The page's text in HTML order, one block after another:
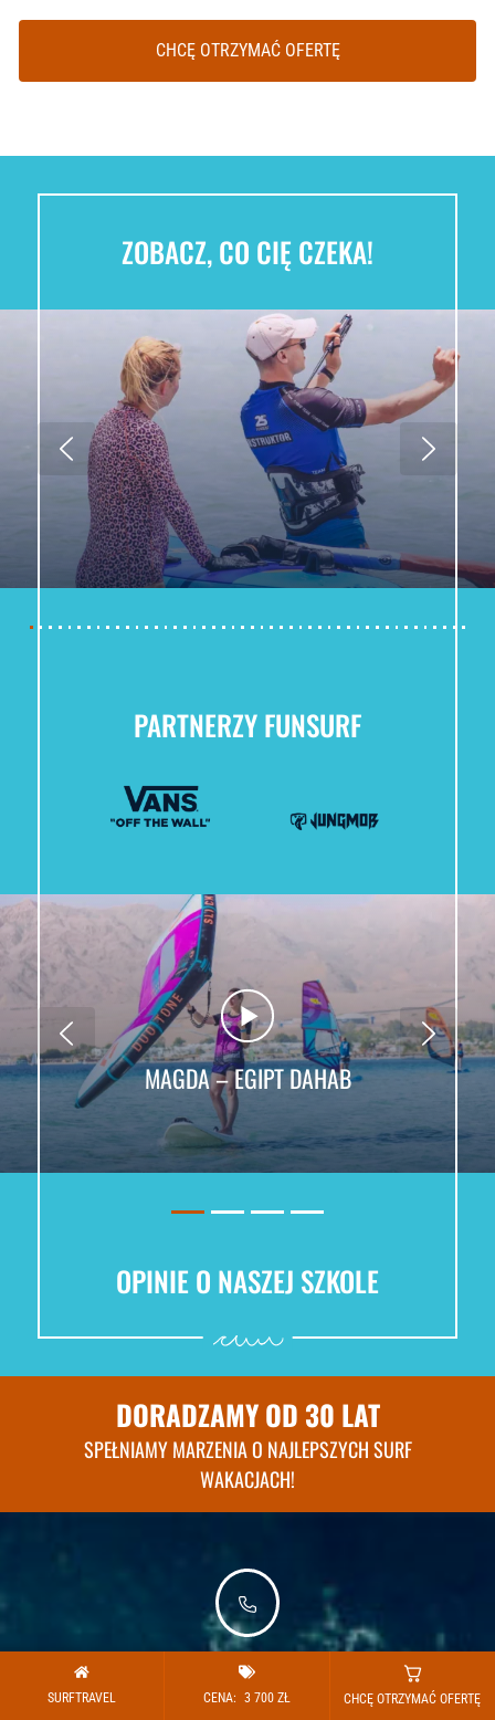
CHCĘ OTRZYMAĆ OFERTĘ
ZOBACZ, CO CIĘ CZEKA!
PARTNERZY FUNSURF
MAGDA – EGIPT DAHAB
OPINIE O NASZEJ SZKOLE
SURFTRAVEL CENA: 3 700 ZŁ CHCĘ OTRZYMAĆ OFERTĘ
DORADZAMY OD 30 LAT
SPEŁNIAMY MARZENIA O NAJLEPSZYCH SURF
WAKACJACH!
KONTAKT